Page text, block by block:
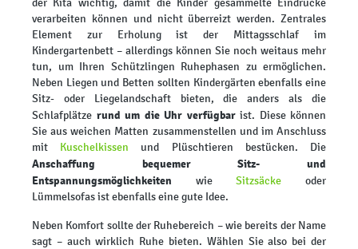
verarbeiten können und nicht überreizt werden. Zentrales
Element zur Erholung ist der Mittagsschlaf im
Kindergartenbett – allerdings können Sie noch weitaus mehr
tun, um Ihren Schützlingen Ruhephasen zu ermöglichen.
Neben Liegen und Betten sollten Kindergärten ebenfalls eine
Sitz- oder Liegelandschaft bieten, die anders als die
Schlafplätze rund um die Uhr verfügbarist. Diese können
Sie aus weichen Matten zusammenstellen und im Anschluss
mit Kuschelkissen und Plüschtieren bestücken. Die
Anschaffung bequemer Sitz- und
Entspannungsmöglichkeiten wieSitzsäcke oder
Lümmelsofas ist ebenfalls eine gute Idee.
Neben Komfort sollte der Ruhebereich – wie bereits der Name
sagt – auch wirklich Ruhe bieten. Wählen Sie also bei der